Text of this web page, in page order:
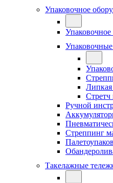
Упаковочное
Упаковочное
Липкая
Стретч
Ручной
Стреппинг
Такелажные